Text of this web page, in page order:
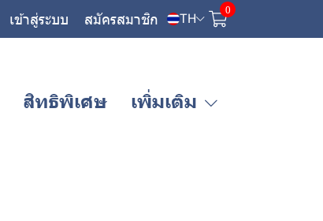
เข้าสู่ระบบ สมัครสมาชิก TH
0
สิทธิพิเศษ เพิ่มเติม